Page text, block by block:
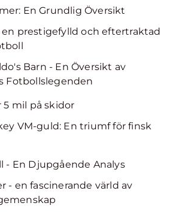
En Grundlig Översikt
en prestigefylld och eftertraktad
Barn - En Översikt av
Fotbollslegenden
mil på skidor
VM-guld: En triumf för finsk
- En Djupgående Analys
- en fascinerande värld av